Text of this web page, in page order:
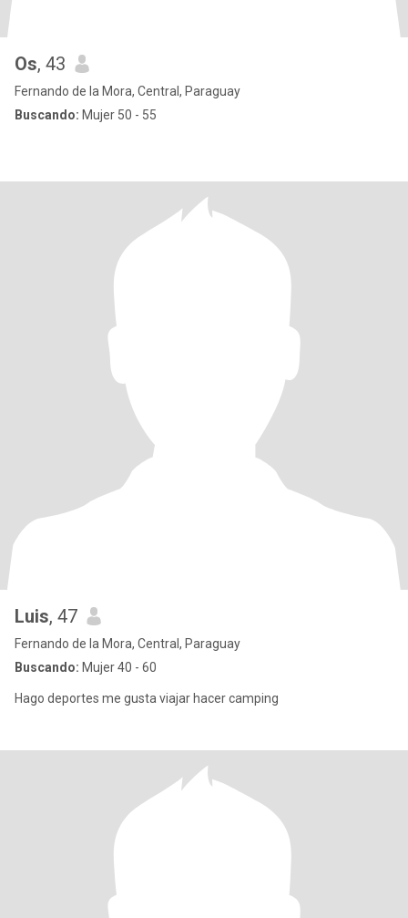
Os, 43
Fernando de la Mora, Central, Paraguay
Buscando: Mujer 50 - 55
Luis, 47
Fernando de la Mora, Central, Paraguay
Buscando: Mujer 40 - 60
Hago deportes me gusta viajar hacer camping